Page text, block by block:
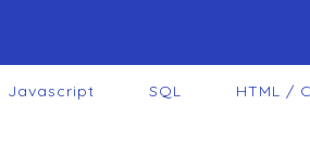
Javascript SQL HTML /